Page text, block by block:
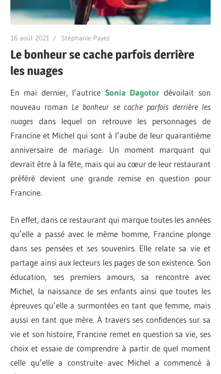
16 août 2021 Stéphanie Payez
Le bonheur se cache parfois derrière
les nuages
En mai dernier, l’autrice Sonia Dagotor dévoilait son
nouveau roman Le bonheur se cache parfois derrière les
nuages dans lequel on retrouve les personnages de
Francine et Michel qui sont à l’aube de leur quarantième
anniversaire de mariage. Un moment marquant qui
devrait être à la fête, mais qui au cœur de leur restaurant
préféré devient une grande remise en question pour
Francine.
En effet, dans ce restaurant qui marque toutes les années
qu’elle a passé avec le même homme, Francine plonge
dans ses pensées et ses souvenirs. Elle relate sa vie et
partage ainsi aux lecteurs les pages de son existence. Son
éducation, ses premiers amours, sa rencontre avec
Michel, la naissance de ses enfants ainsi que toutes les
épreuves qu’elle a surmontées en tant que femme, mais
aussi en tant que mère. À travers ses confidences sur sa
vie et son histoire, Francine remet en question sa vie, ses
choix et essaie de comprendre à partir de quel moment
celle qu’elle a construite avec Michel a commencé à